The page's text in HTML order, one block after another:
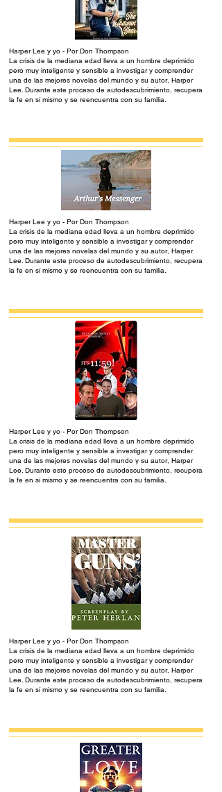
Harper Lee y yo - Por Don Thompson
La crisis de la mediana edad lleva a un hombre deprimido
pero muy inteligente y sensible a investigar y comprender
una de las mejores novelas del mundo y su autor, Harper
Lee. Durante este proceso de autodescubrimiento, recupera
la fe en sí mismo y se reencuentra con su familia.
Harper Lee y yo - Por Don Thompson
La crisis de la mediana edad lleva a un hombre deprimido
pero muy inteligente y sensible a investigar y comprender
una de las mejores novelas del mundo y su autor, Harper
Lee. Durante este proceso de autodescubrimiento, recupera
la fe en sí mismo y se reencuentra con su familia.
Harper Lee y yo - Por Don Thompson
La crisis de la mediana edad lleva a un hombre deprimido
pero muy inteligente y sensible a investigar y comprender
una de las mejores novelas del mundo y su autor, Harper
Lee. Durante este proceso de autodescubrimiento, recupera
la fe en sí mismo y se reencuentra con su familia.
Harper Lee y yo - Por Don Thompson
La crisis de la mediana edad lleva a un hombre deprimido
pero muy inteligente y sensible a investigar y comprender
una de las mejores novelas del mundo y su autor, Harper
Lee. Durante este proceso de autodescubrimiento, recupera
la fe en sí mismo y se reencuentra con su familia.